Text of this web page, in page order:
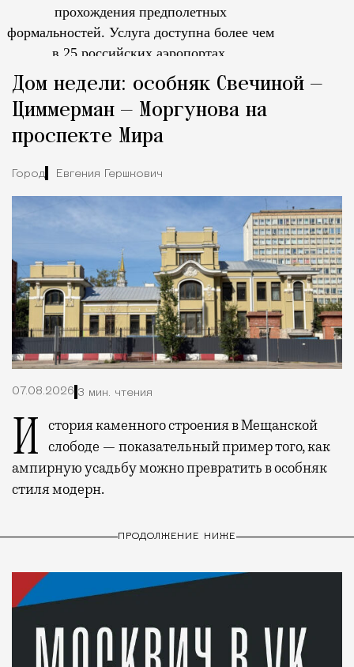
прохождения предполетных
формальностей. Услуга доступна более чем
в 25 российских аэропортах.
Дом недели: особняк Свечиной —
Циммерман — Моргунова на
проспекте Мира
Город Евгения Гершкович
07.08.2026 3 мин. чтения
История каменного строения в Мещанской слободе — показательный пример того, как
ампирную усадьбу можно превратить в особняк
стиля модерн.
ПРОДОЛЖЕНИЕ НИЖЕ